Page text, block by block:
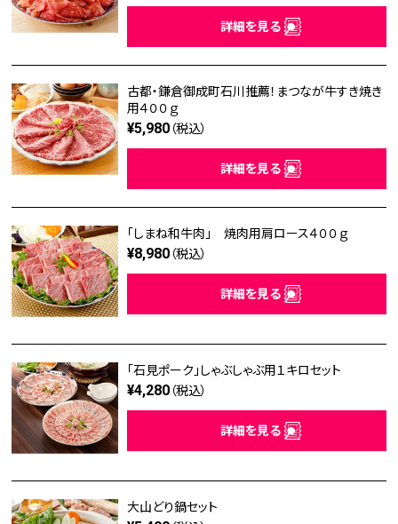
詳細を見る
古都・鎌倉御成町石川推薦！まつなが牛すき焼き
用４００ｇ
¥5,980 （税込）
詳細を見る
「しまね和牛肉」 焼肉用肩ロース４００ｇ
¥8,980 （税込）
詳細を見る
「石見ポーク」しゃぶしゃぶ用１キロセット
¥4,280 （税込）
詳細を見る
大山どり鍋セット